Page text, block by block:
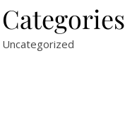
Categories
Uncategorized